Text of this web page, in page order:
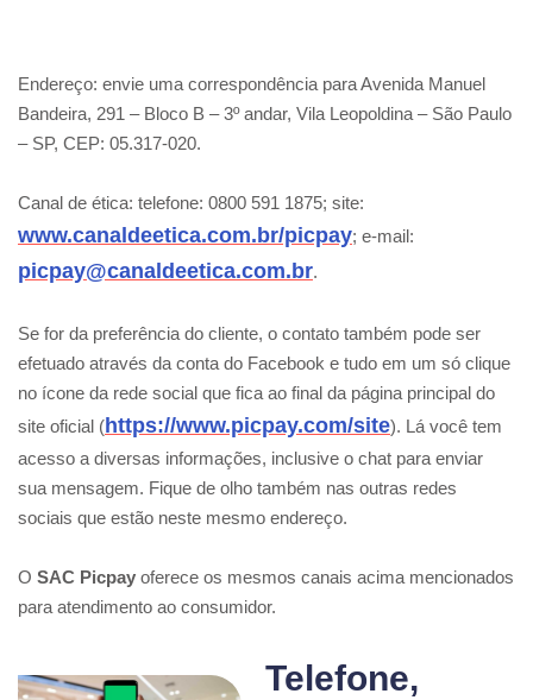
Endereço: envie uma correspondência para Avenida Manuel
Bandeira, 291 – Bloco B – 3º andar, Vila Leopoldina – São Paulo
– SP, CEP: 05.317-020.
Canal de ética: telefone: 0800 591 1875; site:
www.canaldeetica.com.br/picpay; e-mail:
picpay@canaldeetica.com.br.
Se for da preferência do cliente, o contato também pode ser
efetuado através da conta do Facebook e tudo em um só clique
no ícone da rede social que fica ao final da página principal do
site oficial (https://www.picpay.com/site). Lá você tem
acesso a diversas informações, inclusive o chat para enviar
sua mensagem. Fique de olho também nas outras redes
sociais que estão neste mesmo endereço.
O SAC Picpay oferece os mesmos canais acima mencionados
para atendimento ao consumidor.
Telefone,